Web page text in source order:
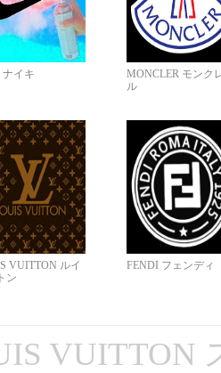
イキ
MONCLER モンク
ル
VUITTON ルイ
ン
FENDI フェンディ
VUITTON